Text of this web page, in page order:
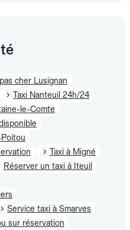
cher Lusignan
Taxi Nanteuil 24h/24
le-Comte
Taxi à Migné
Réserver un taxi à Iteuil
Service taxi à Smarves
sur réservation